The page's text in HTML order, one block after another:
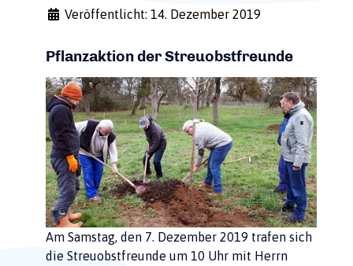
Veröffentlicht: 14. Dezember 2019
Pflanzaktion der Streuobstfreunde
Am Samstag, den 7. Dezember 2019 trafen sich
die Streuobstfreunde um 10 Uhr mit Herrn